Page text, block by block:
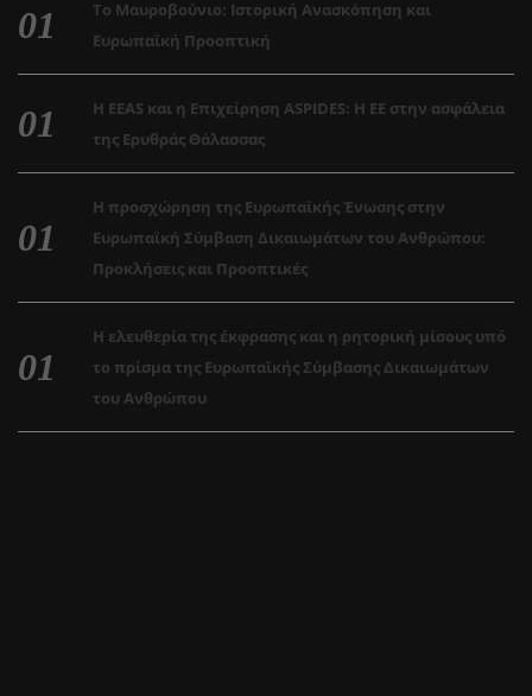
Το Μαυροβούνιο: Ιστορική Ανασκόπηση και
Ευρωπαϊκή Προοπτική
Η EEAS και η Επιχείρηση ASPIDES: Η ΕΕ στην ασφάλεια
της Ερυθράς Θάλασσας
Η προσχώρηση της Ευρωπαϊκής Ένωσης στην
Ευρωπαϊκή Σύμβαση Δικαιωμάτων του Ανθρώπου:
Προκλήσεις και Προοπτικές
Η ελευθερία της έκφρασης και η ρητορική μίσους υπό
το πρίσμα της Ευρωπαϊκής Σύμβασης Δικαιωμάτων
του Ανθρώπου